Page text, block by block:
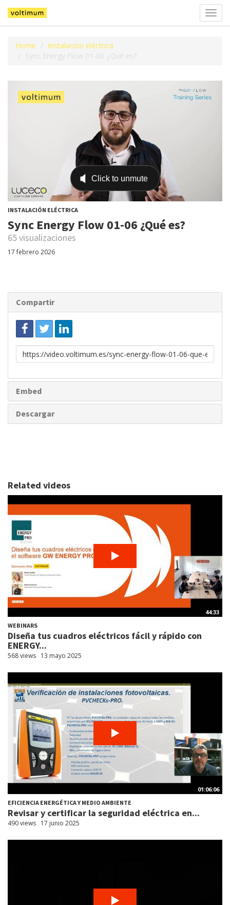
la
Home
Instalación eléctrica
Sync Energy Flow 01-06 ¿Qué es?
INSTALACIÓN ELÉCTRICA
Sync Energy Flow 01-06 ¿Qué es?
65 visualizaciones
17 febrero 2026
Compartir
Enlace
para
Embed
Descargar
Related videos
44:33
WEBINARS
Diseña tus cuadros eléctricos fácil y rápido con
ENERGY...
568 views 13 mayo 2025
01:06:06
EFICIENCIA ENERGÉTICA Y MEDIO AMBIENTE
Revisar y certificar la seguridad eléctrica en...
490 views 17 junio 2025